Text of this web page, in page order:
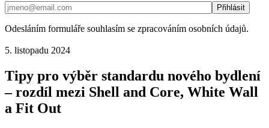
Odesláním formuláře souhlasím se zpracováním osobních údajů.
5. listopadu 2024
Tipy pro výběr standardu nového bydlení
– rozdíl mezi Shell and Core, White Wall
a Fit Out